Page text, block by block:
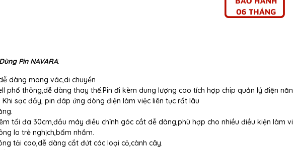
Pin NAVARA:
dàng mang vác,di chuyển
phổ thông,dễ dàng thay thế.Pin đi kèm dung lượng cao tích hợp chip quản lý điện
sạc đầy, pin đáp ứng dòng điện làm việc liên tục rất lâu
tối đa 30cm,đầu máy điều chỉnh góc cắt dễ dàng,phù hợp cho nhiều điều kiện làm
lo trẻ nghịch,bấm nhầm.
tải cao,dễ dàng cắt đứt các loại cỏ,cành cây.